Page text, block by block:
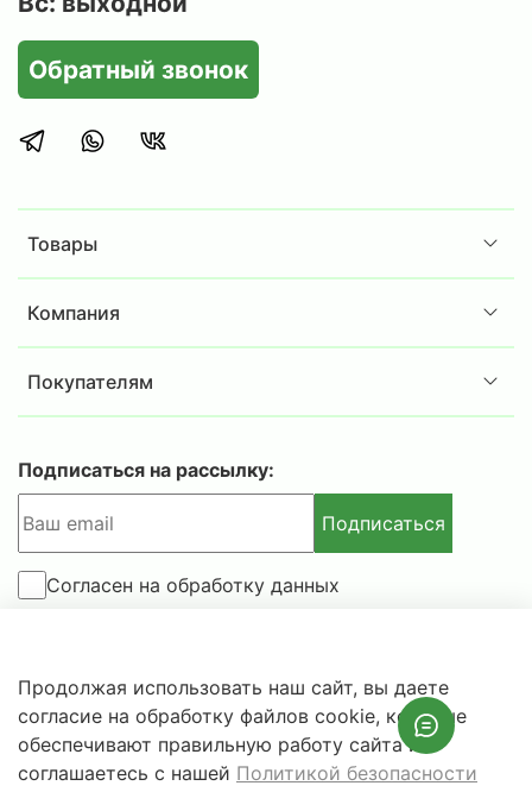
Товары
Компания
Покупателям
Обратный звонок
Подписаться на рассылку:
Подписаться
Согласен на обработку данных
© 2025-2026 IBSAFE.RU – Интернет-магазин сейфов и
металлической мебели.
Информация о розничных ценах, технических
характеристиках, наличии на складе носит справочный
характер и не является публичной офертой.
Продолжая использовать наш сайт, вы даете
согласие на обработку файлов cookie, которые
обеспечивают правильную работу сайта и
соглашаетесь с нашей Политикой безопасности